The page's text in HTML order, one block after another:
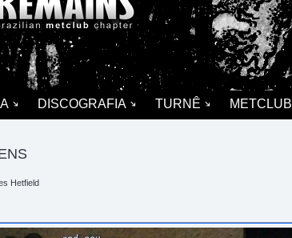
DISCOGRAFIA TURNÊ METCLUB
Hetfield